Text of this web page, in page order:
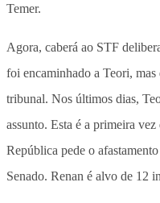
Temer.
Agora, caberá ao STF
foi encaminhado a Teori,
tribunal. Nos últimos dias,
assunto. Esta é a primeira
República pede o
Senado. Renan é alvo de 12